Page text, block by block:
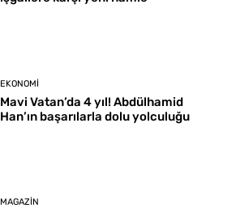
EKONOMI
Mavi Vatan’da 4 yıl! Abdülhamid
Han’ın başarılarla dolu yolculuğu
MAGAZIN